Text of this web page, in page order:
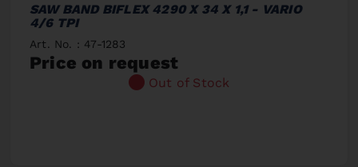
SAW BAND BIFLEX 4290 X 34 X 1,1 - VARIO
4/6 TPI
Art. No. : 47-1283
Price on request
Out of Stock